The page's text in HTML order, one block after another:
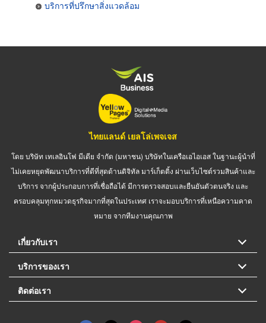
บริการที่ปรึกษาสิ่งแวดล้อม
ไทยแลนด์ เยลโล่เพจเจส
โดย บริษัท เทเลอินโฟ มีเดีย จำกัด (มหาชน) บริษัทในเครือเอไอเอส ในฐานะผู้นำที่
ไม่เคยหยุดพัฒนาบริการที่ดีที่สุดด้านดิจิทัล มาร์เก็ตติ้ง ผ่านเว็บไซต์รวมสินค้าและ
บริการ จากผู้ประกอบการที่เชื่อถือได้ มีการตรวจสอบและยืนยันตัวตนจริง และ
ครอบคลุมทุกหมวดธุรกิจมากที่สุดในประเทศ เราจะมอบบริการที่เหนือความคาด
หมาย จากทีมงานคุณภาพ
เกี่ยวกับเรา
บริการของเรา
ติดต่อเรา